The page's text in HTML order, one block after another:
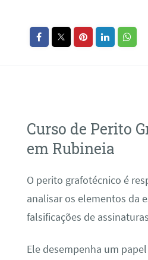
Curso de Perito
em Rubineia
O perito grafotécnico é
analisar os elementos da
falsificações de
Ele desempenha um